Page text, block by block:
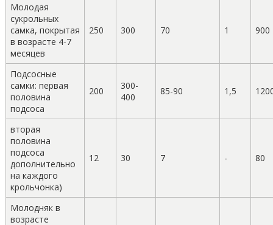
Молодая
сукрольных
самка, покрытая
в возрасте 4-7
месяцев
250 300 70 1 900
Подсосные
самки: первая
половина
подсоса
200
300-
400
85-90 1,5
вторая
половина
подсоса
дополнительно
на каждого
крольчонка)
12 30 7 - 80
Молодняк в
возрасте